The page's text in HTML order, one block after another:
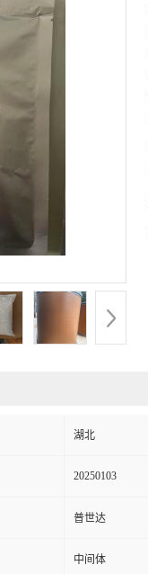
湖北
20250103
普世达
中间体